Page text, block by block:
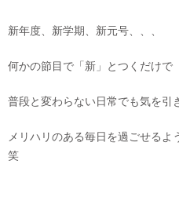
新年度、新学期、新元号、、、
何かの節目で「新」とつくだけで
普段と変わらない日常でも気を引
メリハリのある毎日を過ごせるよ
笑